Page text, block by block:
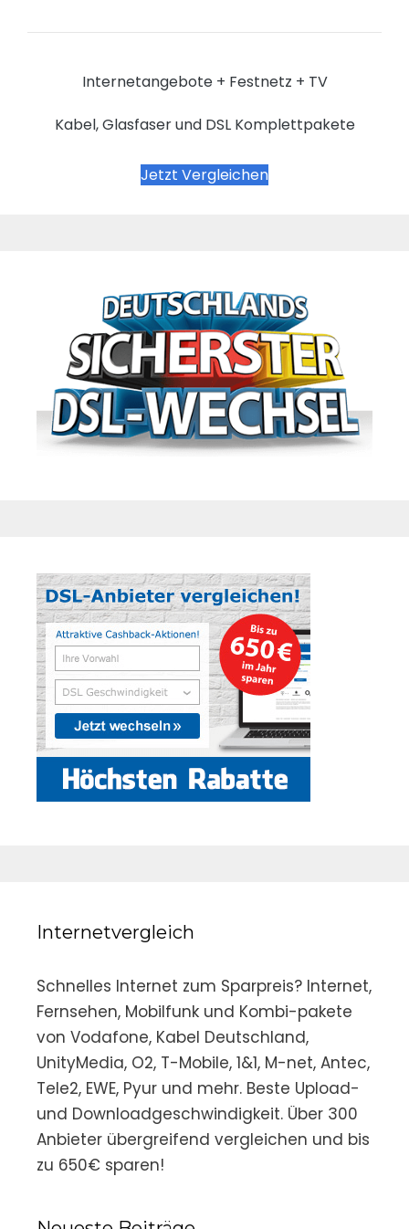
Internetangebote + Festnetz + TV
Kabel, Glasfaser und DSL Komplettpakete
Jetzt Vergleichen
Internetvergleich
Schnelles Internet zum Sparpreis? Internet,
Fernsehen, Mobilfunk und Kombi-pakete
von Vodafone, Kabel Deutschland,
UnityMedia, O2, T-Mobile, 1&1, M-net, Antec,
Tele2, EWE, Pyur und mehr. Beste Upload-
und Downloadgeschwindigkeit. Über 300
Anbieter übergreifend vergleichen und bis
zu 650€ sparen!